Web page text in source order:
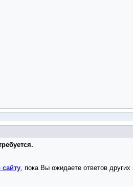
, пока Вы ожидаете ответов других